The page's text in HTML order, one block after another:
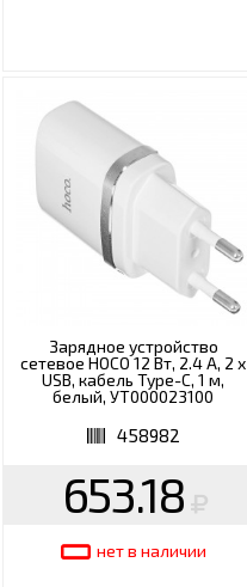
Зарядное устройство
сетевое HOCO 12 Вт, 2.4 А, 2 х
USB, кабель Type-C, 1 м,
белый, УТ000023100
458982
653.18
нет в наличии